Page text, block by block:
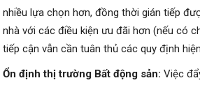
nhiều lựa chọn hơn, đồng thời gián tiếp
nhà với các điều kiện ưu đãi hơn (nếu có
tiếp cận vẫn cần tuân thủ các quy định
Ổn định thị trường Bất động sản: Việc